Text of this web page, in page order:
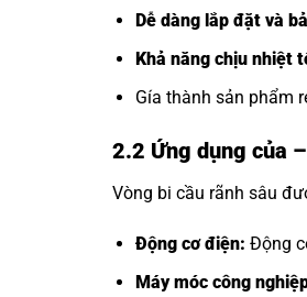
Dễ dàng lắp đặt và
Khả năng chịu nhiệt
Gía thành sản phẩm
2.2 Ứng dụng của
Vòng bi cầu rãnh sâu
Động cơ điện: Động
Máy móc công